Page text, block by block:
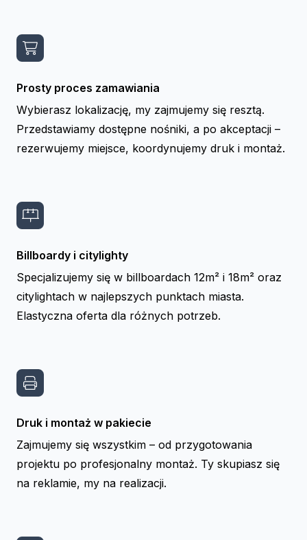
Prosty proces zamawiania
Wybierasz lokalizację, my zajmujemy się resztą.
Przedstawiamy dostępne nośniki, a po akceptacji –
rezerwujemy miejsce, koordynujemy druk i montaż.
Billboardy i citylighty
Specjalizujemy się w billboardach 12m² i 18m² oraz
citylightach w najlepszych punktach miasta.
Elastyczna oferta dla różnych potrzeb.
Druk i montaż w pakiecie
Zajmujemy się wszystkim – od przygotowania
projektu po profesjonalny montaż. Ty skupiasz się
na reklamie, my na realizacji.